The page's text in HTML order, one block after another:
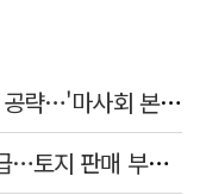
김병삼 경북 영천시장, 이번엔 국회 공략…'마사회 본사 이전·광역교통망 확충' 요청
대구도시개발공사 경영평가 '라'등급…토지 판매 부진에 1년 만에 두 단계 '뚝'